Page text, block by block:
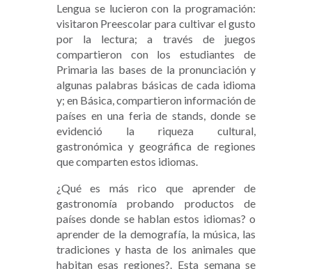
Lengua se lucieron con la programación:
visitaron Preescolar para cultivar el gusto
por la lectura; a través de juegos
compartieron con los estudiantes de
Primaria las bases de la pronunciación y
algunas palabras básicas de cada idioma
y; en Básica, compartieron información de
países en una feria de stands, donde se
evidenció la riqueza cultural,
gastronómica y geográfica de regiones
que comparten estos idiomas.
¿Qué es más rico que aprender de
gastronomía probando productos de
países donde se hablan estos idiomas? o
aprender de la demografía, la música, las
tradiciones y hasta de los animales que
habitan esas regiones?. Esta semana se